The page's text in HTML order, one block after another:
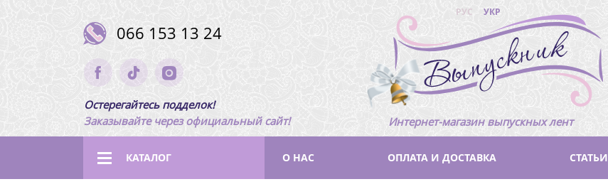
РУС УКР
066 153 13 24
Остерегайтесь подделок!
Заказывайте через официальный сайт!
Интернет-магазин выпускных лент
КАТАЛОГ О НАС ОПЛАТА И ДОСТАВКА СТАТЬИ